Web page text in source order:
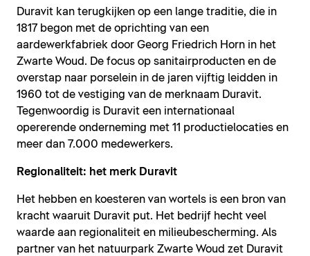
Duravit kan terugkijken op een lange traditie, die in
1817 begon met de oprichting van een
aardewerkfabriek door Georg Friedrich Horn in het
Zwarte Woud. De focus op sanitairproducten en de
overstap naar porselein in de jaren vijftig leidden in
1960 tot de vestiging van de merknaam Duravit.
Tegenwoordig is Duravit een internationaal
opererende onderneming met 11 productielocaties en
meer dan 7.000 medewerkers.
Regionaliteit: het merk Duravit
Het hebben en koesteren van wortels is een bron van
kracht waaruit Duravit put. Het bedrijf hecht veel
waarde aan regionaliteit en milieubescherming. Als
partner van het natuurpark Zwarte Woud zet Duravit